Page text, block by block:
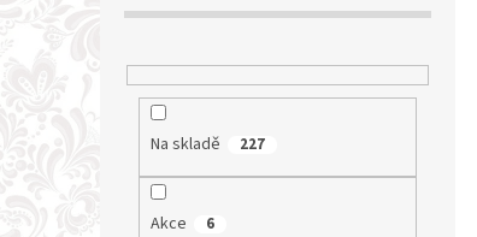
Na skladě 227
Akce 6